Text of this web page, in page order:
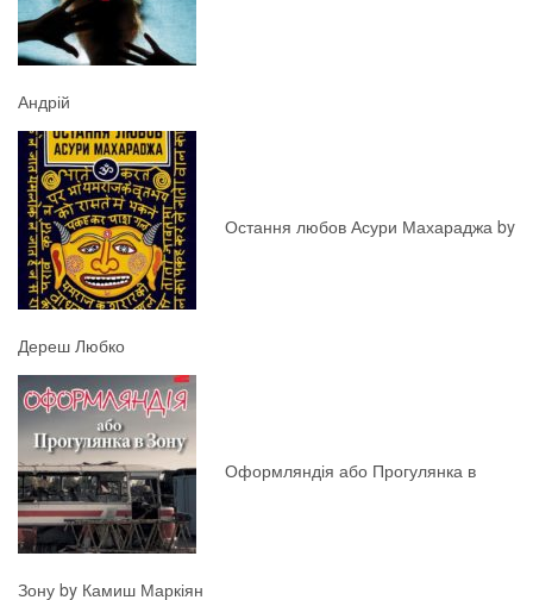
Андрій
Остання любов Асури Махараджа by
Дереш Любко
Оформляндія або Прогулянка в
Зону by Камиш Маркіян